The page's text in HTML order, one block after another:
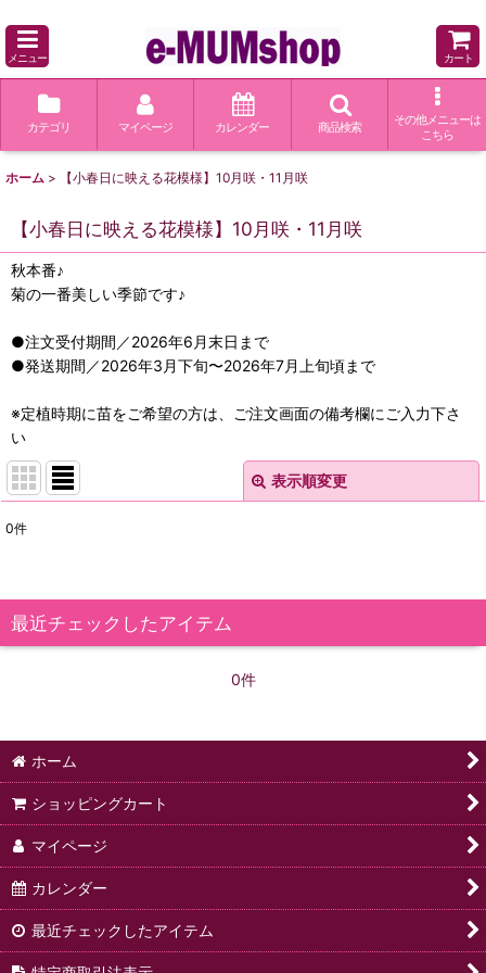
メニュー カート
カテゴリ マイページ カレンダー 商品検索
その他メニューは
こちら
ホーム > 【小春日に映える花模様】10月咲・11月咲
【小春日に映える花模様】10月咲・11月咲
秋本番♪
菊の一番美しい季節です♪
●注文受付期間／2026年6月末日まで
●発送期間／2026年3月下旬〜2026年7月上旬頃まで
※定植時期に苗をご希望の方は、ご注文画面の備考欄にご入力下さ
い
表示順変更
並び順:
0件
最近チェックしたアイテム
0件
ホーム
ショッピングカート
マイページ
カレンダー
最近チェックしたアイテム